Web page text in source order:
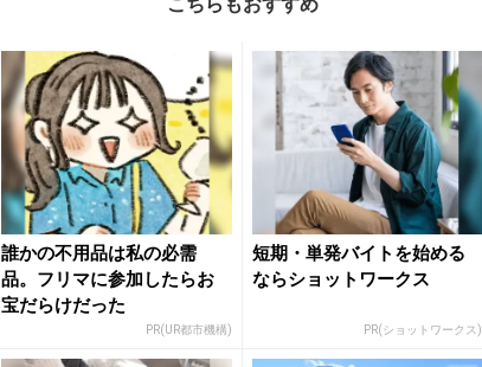
誰かの不用品は私の必需
品。フリマに参加したらお
宝だらけだった
PR(UR都市機構)
短期・単発バイトを始める
ならショットワークス
PR(ショットワークス)